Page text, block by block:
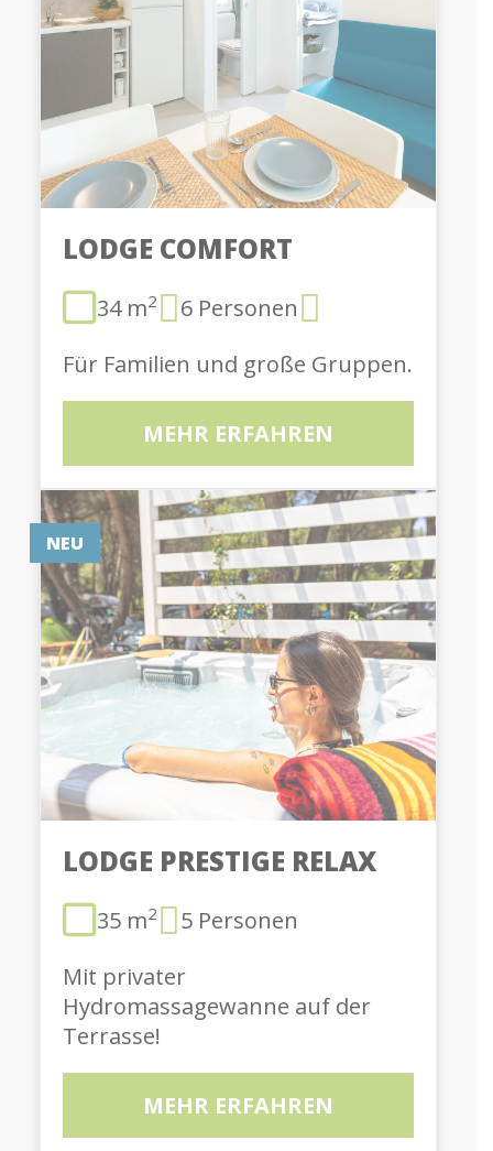
LODGE COMFORT
34 m2
6 Personen
Für Familien und große Gruppen.
MEHR ERFAHREN
NEU
LODGE PRESTIGE RELAX
35 m2
5 Personen
Mit privater
Hydromassagewanne auf der
Terrasse!
MEHR ERFAHREN